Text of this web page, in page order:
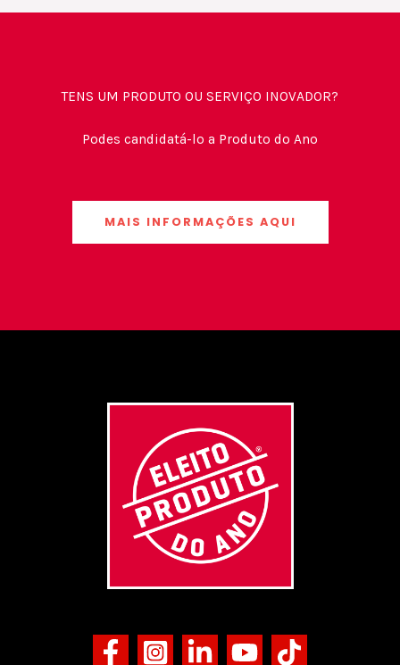
TENS UM PRODUTO OU SERVIÇO INOVADOR?
Podes candidatá-lo a Produto do Ano
MAIS INFORMAÇÕES AQUI